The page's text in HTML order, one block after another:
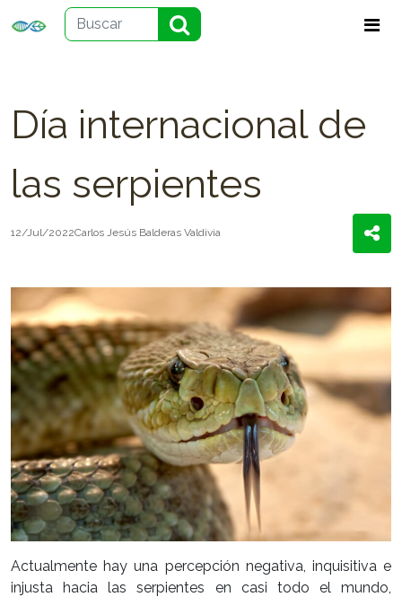
Día internacional de
las serpientes
12/Jul/2022Carlos Jesús Balderas Valdivia
Actualmente hay una percepción negativa, inquisitiva e
injusta hacia las serpientes en casi todo el mundo,